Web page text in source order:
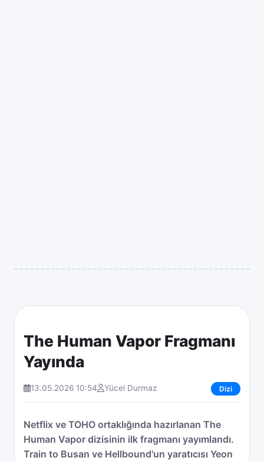
The Human Vapor Fragmanı
Yayında
13.05.2026 10:54 Yücel Durmaz Dizi
Netflix ve TOHO ortaklığında hazırlanan The
Human Vapor dizisinin ilk fragmanı yayımlandı.
Train to Busan ve Hellbound'un yaratıcısı Yeon